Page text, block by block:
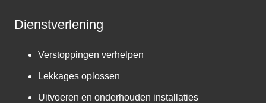
Dienstverlening
Verstoppingen verhelpen
Lekkages oplossen
Uitvoeren en onderhouden installaties